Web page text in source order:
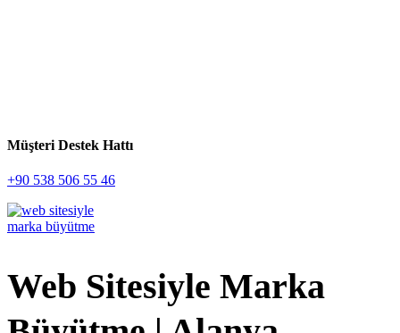
Müşteri Destek Hattı
+90 538 506 55 46
Web Sitesiyle Marka